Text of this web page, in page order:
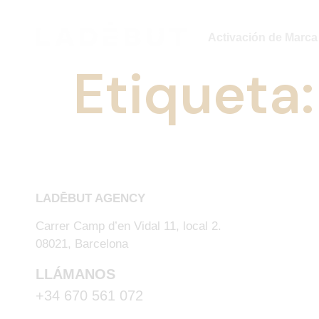
Etiqueta:
LADĒBUT AGENCY
Carrer Camp d’en Vidal 11, local 2.
08021, Barcelona
LLÁMANOS
+34 670 561 072